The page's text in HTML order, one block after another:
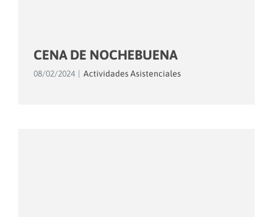
CENA DE NOCHEBUENA
08/02/2024 Actividades Asistenciales